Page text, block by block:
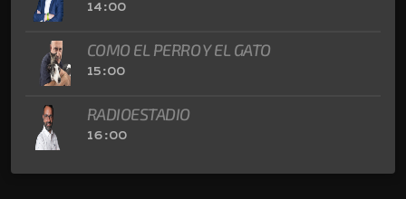
14:00
COMO EL PERRO Y EL GATO
15:00
RADIOESTADIO
16:00